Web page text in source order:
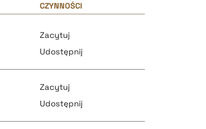
CZYNNOŚCI
Zacytuj
Udostępnij
Zacytuj
Udostępnij